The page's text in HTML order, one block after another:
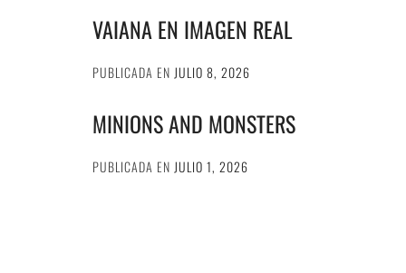
VAIANA EN IMAGEN REAL
PUBLICADA EN JULIO 8, 2026
MINIONS AND MONSTERS
PUBLICADA EN JULIO 1, 2026